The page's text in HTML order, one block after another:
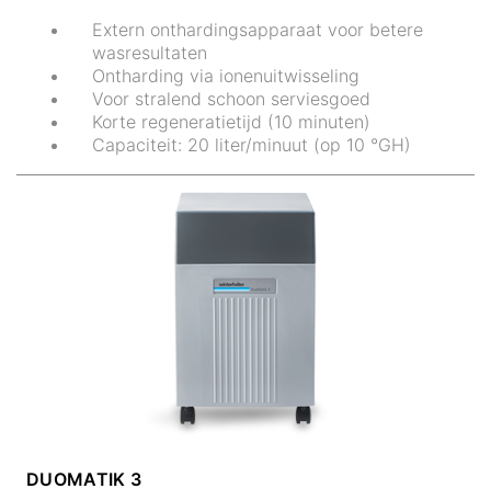
Extern onthardingsapparaat voor betere
wasresultaten
Ontharding via ionenuitwisseling
Voor stralend schoon serviesgoed
Korte regeneratietijd (10 minuten)
Capaciteit: 20 liter/minuut (op 10 °GH)
DUOMATIK 3